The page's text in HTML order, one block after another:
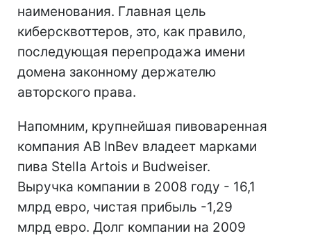
наименования. Главная цель
киберсквоттеров, это, как правило,
последующая перепродажа имени
домена законному держателю
авторского права.
Напомним, крупнейшая пивоваренная
компания AB InBev владеет марками
пива Stella Artois и Budweiser.
Выручка компании в 2008 году - 16,1
млрд евро, чистая прибыль -1,29
млрд евро. Долг компании на 2009